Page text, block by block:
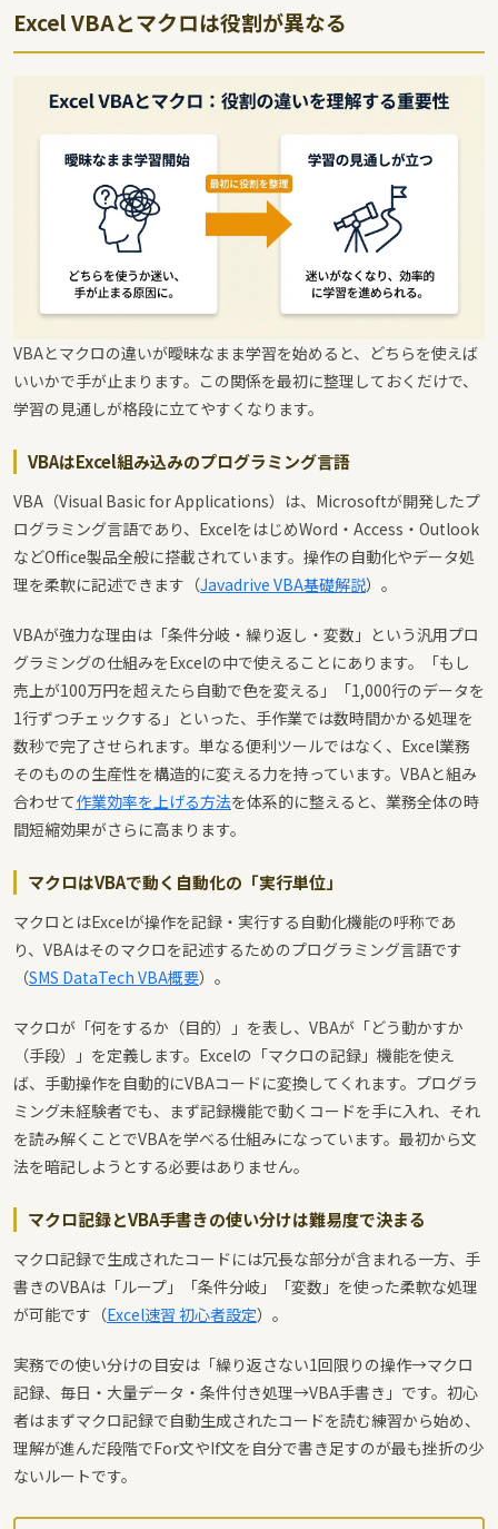
Excel VBAとマクロは役割が異なる
VBAとマクロの違いが曖昧なまま学習を始めると、どちらを使えば
いいかで手が止まります。この関係を最初に整理しておくだけで、
学習の見通しが格段に立てやすくなります。
VBAはExcel組み込みのプログラミング言語
VBA（Visual Basic for Applications）は、Microsoftが開発したプ
ログラミング言語であり、ExcelをはじめWord・Access・Outlook
などOffice製品全般に搭載されています。操作の自動化やデータ処
理を柔軟に記述できます（Javadrive VBA基礎解説）。
VBAが強力な理由は「条件分岐・繰り返し・変数」という汎用プロ
グラミングの仕組みをExcelの中で使えることにあります。「もし
売上が100万円を超えたら自動で色を変える」「1,000行のデータを
1行ずつチェックする」といった、手作業では数時間かかる処理を
数秒で完了させられます。単なる便利ツールではなく、Excel業務
そのものの生産性を構造的に変える力を持っています。VBAと組み
合わせて作業効率を上げる方法を体系的に整えると、業務全体の時
間短縮効果がさらに高まります。
マクロはVBAで動く自動化の「実行単位」
マクロとはExcelが操作を記録・実行する自動化機能の呼称であ
り、VBAはそのマクロを記述するためのプログラミング言語です
（SMS DataTech VBA概要）。
マクロが「何をするか（目的）」を表し、VBAが「どう動かすか
（手段）」を定義します。Excelの「マクロの記録」機能を使え
ば、手動操作を自動的にVBAコードに変換してくれます。プログラ
ミング未経験者でも、まず記録機能で動くコードを手に入れ、それ
を読み解くことでVBAを学べる仕組みになっています。最初から文
法を暗記しようとする必要はありません。
マクロ記録とVBA手書きの使い分けは難易度で決まる
マクロ記録で生成されたコードには冗長な部分が含まれる一方、手
書きのVBAは「ループ」「条件分岐」「変数」を使った柔軟な処理
が可能です（Excel速習 初心者設定）。
実務での使い分けの目安は「繰り返さない1回限りの操作→マクロ
記録、毎日・大量データ・条件付き処理→VBA手書き」です。初心
者はまずマクロ記録で自動生成されたコードを読む練習から始め、
理解が進んだ段階でFor文やIf文を自分で書き足すのが最も挫折の少
ないルートです。